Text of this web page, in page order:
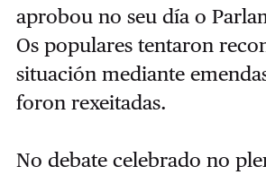
aprobou no seu día o
Os populares tentaron
situación mediante
foron rexeitadas.
No debate celebrado no